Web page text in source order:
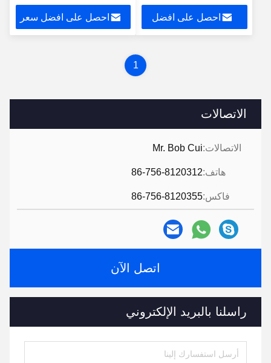
الاتصالات
الاتصالات:Mr. Bob Cui
هاتف:86-756-8120312
فاكس:86-756-8120355
اتصل الآن
راسلنا بالبريد الإلكتروني
جي بي إس CarPlay
Playerاحصل على افضل احصل على افضل سعر
1